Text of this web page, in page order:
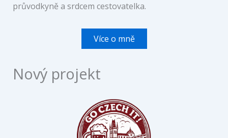
průvodkyně a srdcem cestovatelka.
Více o mně
Nový projekt